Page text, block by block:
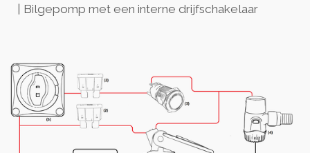
| Bilgepomp met een interne drijfschakelaar